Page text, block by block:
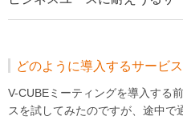
どのように導入するサービ
V-CUBEミーティングを導入する
スを試してみたのですが、途中で